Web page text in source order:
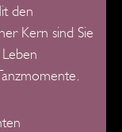
den
Kern sind Sie